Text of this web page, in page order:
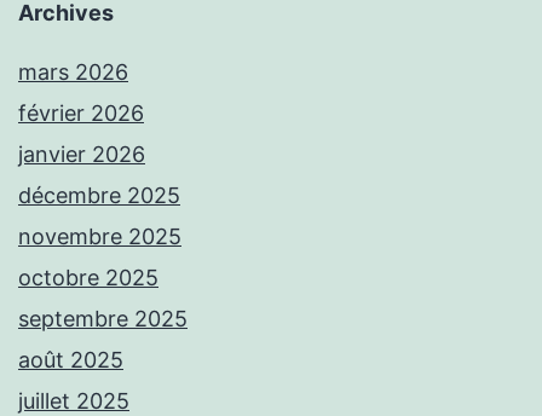
Archives
mars 2026
février 2026
janvier 2026
décembre 2025
novembre 2025
octobre 2025
septembre 2025
août 2025
juillet 2025